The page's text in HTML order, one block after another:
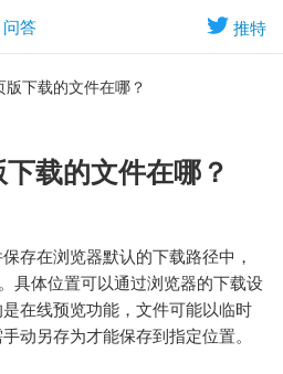
推特
问答
版下载的文件在哪？
载的文件在哪？
存在浏览器默认的下载路径中，
具体位置可以通过浏览器的下载设
在线预览功能，文件可能以临时
动另存为才能保存到指定位置。